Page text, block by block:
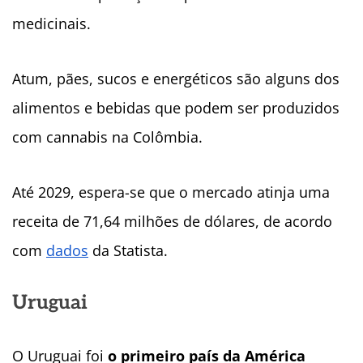
medicinais.
Atum, pães, sucos e energéticos são alguns dos
alimentos e bebidas que podem ser produzidos
com cannabis na Colômbia.
Até 2029, espera-se que o mercado atinja uma
receita de 71,64 milhões de dólares, de acordo
com dados da Statista.
Uruguai
O Uruguai foi o primeiro país da América